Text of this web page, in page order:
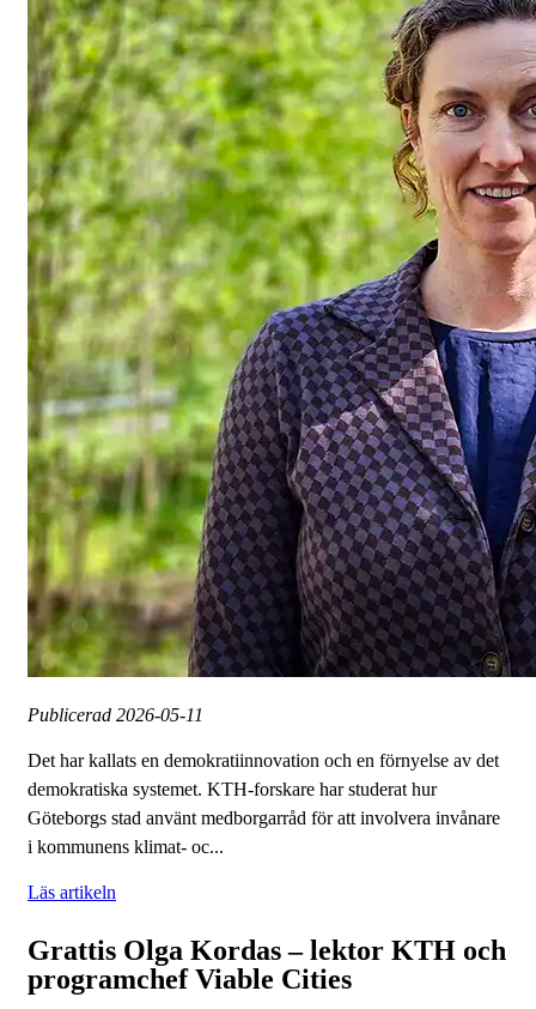
Publicerad 2026-05-11
Det har kallats en demokratiinnovation och en förnyelse av det
demokratiska systemet. KTH-forskare har studerat hur
Göteborgs stad använt medborgarråd för att involvera invånare
i kommunens klimat- oc...
Läs artikeln
Grattis Olga Kordas – lektor KTH och
programchef Viable Cities